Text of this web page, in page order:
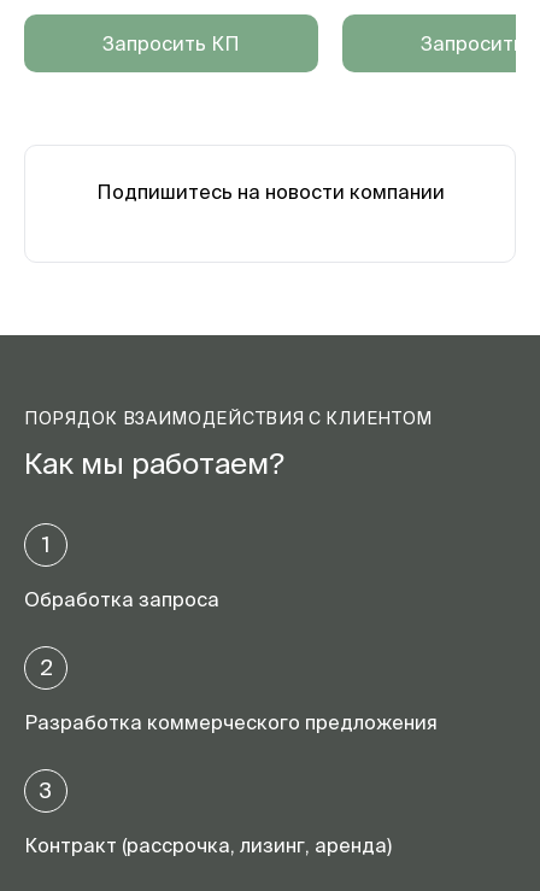
Запросить КП Запросить
Подпишитесь на новости компании
ПОРЯДОК ВЗАИМОДЕЙСТВИЯ С КЛИЕНТОМ
Как мы работаем?
1
Обработка запроса
2
Разработка коммерческого предложения
3
Контракт (рассрочка, лизинг, аренда)